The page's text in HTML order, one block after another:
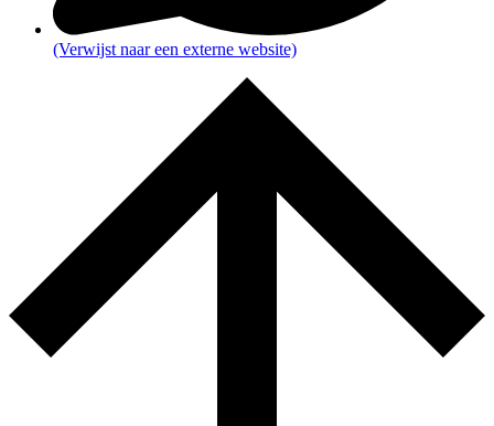
(Verwijst naar een externe website)